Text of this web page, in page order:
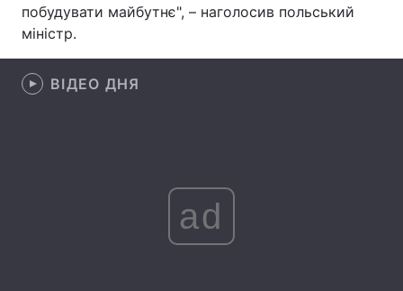
Лонгріди
Відео з Youtube
побудувати майбутнє", – наголосив польський
міністр.
ВІДЕО ДНЯ
ad